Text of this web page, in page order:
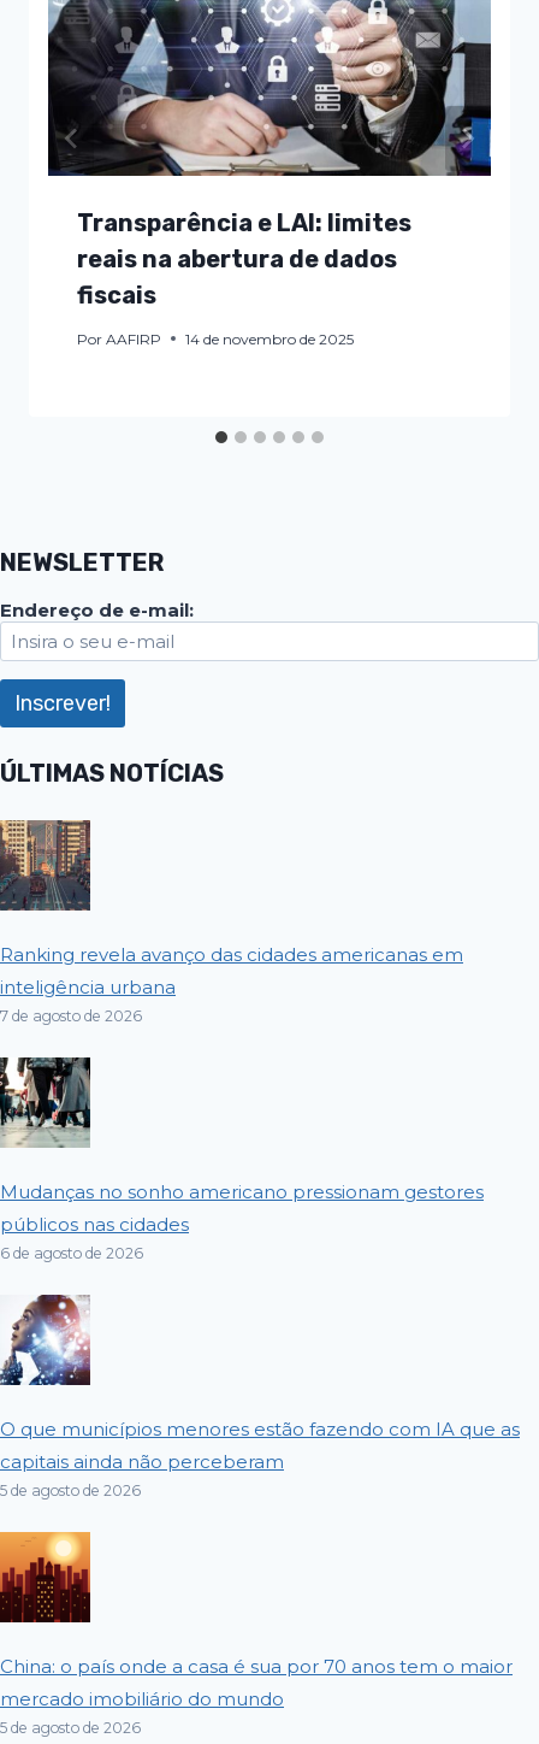
Transparência e LAI: limites
reais na abertura de dados
fiscais
Por AAFIRP 14 de novembro de 2025
NEWSLETTER
Endereço de e-mail:
ÚLTIMAS NOTÍCIAS
Ranking revela avanço das cidades americanas em
inteligência urbana
7 de agosto de 2026
Mudanças no sonho americano pressionam gestores
públicos nas cidades
6 de agosto de 2026
O que municípios menores estão fazendo com IA que as
capitais ainda não perceberam
5 de agosto de 2026
China: o país onde a casa é sua por 70 anos tem o maior
mercado imobiliário do mundo
5 de agosto de 2026